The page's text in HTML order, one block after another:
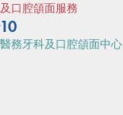
口腔頜面服務
務牙科及口腔頜面中心